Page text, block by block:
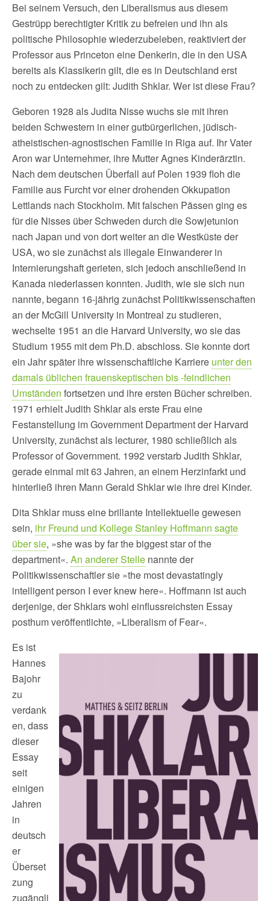
Bei seinem Versuch, den Liberalismus aus diesem
Gestrüpp berechtigter Kritik zu befreien und ihn als
politische Philosophie wiederzubeleben, reaktiviert der
Professor aus Princeton eine Denkerin, die in den USA
bereits als Klassikerin gilt, die es in Deutschland erst
noch zu entdecken gilt: Judith Shklar. Wer ist diese Frau?
Geboren 1928 als Judita Nisse wuchs sie mit ihren
beiden Schwestern in einer gutbürgerlichen, jüdisch-
atheistischen-agnostischen Familie in Riga auf. Ihr Vater
Aron war Unternehmer, ihre Mutter Agnes Kinderärztin.
Nach dem deutschen Überfall auf Polen 1939 floh die
Familie aus Furcht vor einer drohenden Okkupation
Lettlands nach Stockholm. Mit falschen Pässen ging es
für die Nisses über Schweden durch die Sowjetunion
nach Japan und von dort weiter an die Westküste der
USA, wo sie zunächst als illegale Einwanderer in
Internierungshaft gerieten, sich jedoch anschließend in
Kanada niederlassen konnten. Judith, wie sie sich nun
nannte, begann 16-jährig zunächst Politikwissenschaften
an der McGill University in Montreal zu studieren,
wechselte 1951 an die Harvard University, wo sie das
Studium 1955 mit dem Ph.D. abschloss. Sie konnte dort
ein Jahr später ihre wissenschaftliche Karriere unter den
damals üblichen frauenskeptischen bis -feindlichen
Umständen fortsetzen und ihre ersten Bücher schreiben.
1971 erhielt Judith Shklar als erste Frau eine
Festanstellung im Government Department der Harvard
University, zunächst als lecturer, 1980 schließlich als
Professor of Government. 1992 verstarb Judith Shklar,
gerade einmal mit 63 Jahren, an einem Herzinfarkt und
hinterließ ihren Mann Gerald Shklar wie ihre drei Kinder.
Dita Shklar muss eine brillante Intellektuelle gewesen
sein, ihr Freund und Kollege Stanley Hoffmann sagte
über sie, »she was by far the biggest star of the
department«. An anderer Stelle nannte der
Politikwissenschaftler sie »the most devastatingly
intelligent person I ever knew here«. Hoffmann ist auch
derjenige, der Shklars wohl einflussreichsten Essay
posthum veröffentlichte, »Liberalism of Fear«.
Es ist
Hannes
Bajohr
zu
verdank
en, dass
dieser
Essay
seit
einigen
Jahren
in
deutsch
er
Überset
zung
zugängli